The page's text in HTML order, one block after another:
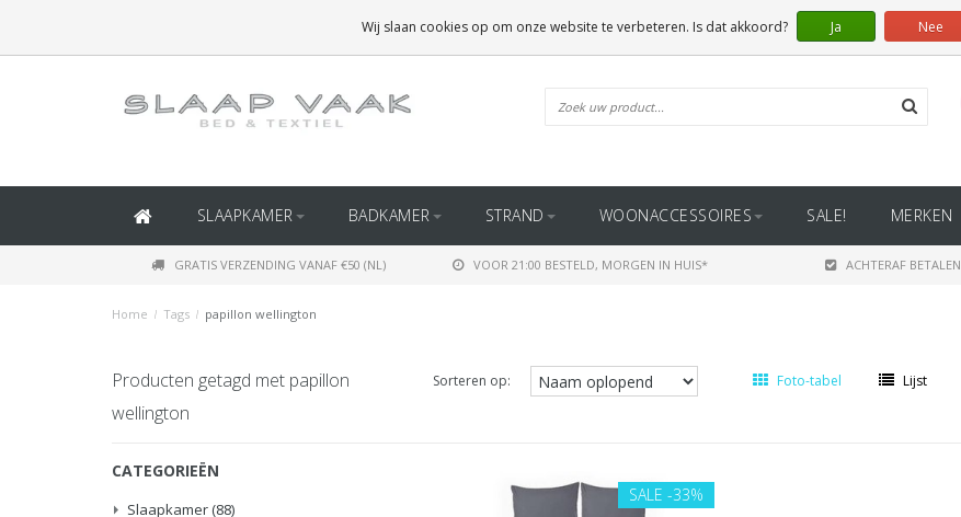
(BINNEN BELGIË)
SLAAPKAMER BADKAMER STRAND WOONACCESSOIRES SALE! MERKEN
GRATIS VERZENDING VANAF €50 (NL) VOOR 21:00 BESTELD, MORGEN IN HUIS* ACHTERAF BETALEN
Home / Tags / papillon wellington
Producten getagd met papillon
wellington
Sorteren op: Foto-tabel Lijst
CATEGORIEËN
Slaapkamer (88)
SALE -33%
Wij slaan cookies op om onze website te verbeteren. Is dat akkoord? Ja Nee